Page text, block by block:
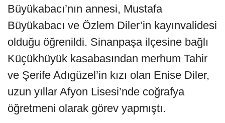
Büyükabacı’nın annesi, Mustafa
Büyükabacı ve Özlem Diler’in kayınvalidesi
olduğu öğrenildi. Sinanpaşa ilçesine bağlı
Küçükhüyük kasabasından merhum Tahir
ve Şerife Adıgüzel’in kızı olan Enise Diler,
uzun yıllar Afyon Lisesi’nde coğrafya
öğretmeni olarak görev yapmıştı.